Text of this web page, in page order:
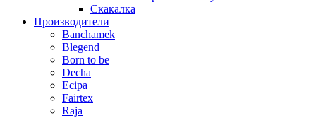
Скакалка
Производители
Banchamek
Blegend
Born to be
Decha
Ecipa
Fairtex
Raja